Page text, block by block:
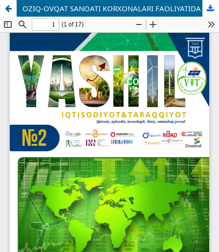
OZIQ-OVQAT SANOATI KORXONALARI FAOLIYATIDA ZAMONAVIY BOSHQARUV ASOSIDA RAQOBATBARDOSHLIKNI TA’MINLASH